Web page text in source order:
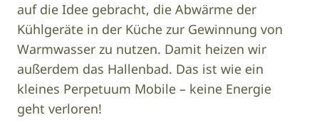
auf die Idee gebracht, die Abwärme der
Kühlgeräte in der Küche zur Gewinnung von
Warmwasser zu nutzen. Damit heizen wir
außerdem das Hallenbad. Das ist wie ein
kleines Perpetuum Mobile – keine Energie
geht verloren!